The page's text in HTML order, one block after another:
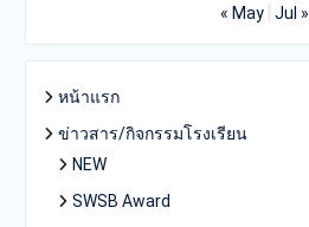
« May Jul »
หน้าแรก
ข่าวสาร/กิจกรรมโรงเรียน
NEW
SWSB Award